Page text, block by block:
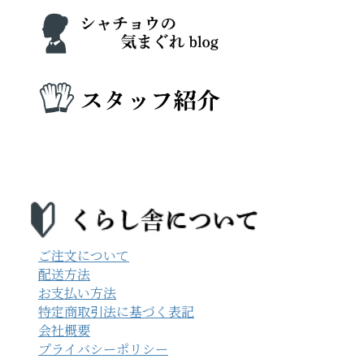
ご注文について
配送方法
お支払い方法
特定商取引法に基づく表記
会社概要
プライバシーポリシー